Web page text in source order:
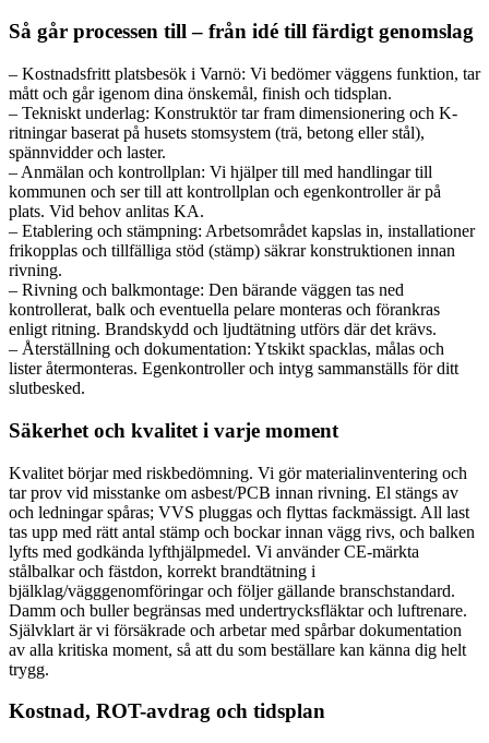
Så går processen till – från idé till färdigt genomslag
– Kostnadsfritt platsbesök i Varnö: Vi bedömer väggens funktion, tar
mått och går igenom dina önskemål, finish och tidsplan.
– Tekniskt underlag: Konstruktör tar fram dimensionering och K-
ritningar baserat på husets stomsystem (trä, betong eller stål),
spännvidder och laster.
– Anmälan och kontrollplan: Vi hjälper till med handlingar till
kommunen och ser till att kontrollplan och egenkontroller är på
plats. Vid behov anlitas KA.
– Etablering och stämpning: Arbetsområdet kapslas in, installationer
frikopplas och tillfälliga stöd (stämp) säkrar konstruktionen innan
rivning.
– Rivning och balkmontage: Den bärande väggen tas ned
kontrollerat, balk och eventuella pelare monteras och förankras
enligt ritning. Brandskydd och ljudtätning utförs där det krävs.
– Återställning och dokumentation: Ytskikt spacklas, målas och
lister återmonteras. Egenkontroller och intyg sammanställs för ditt
slutbesked.
Säkerhet och kvalitet i varje moment
Kvalitet börjar med riskbedömning. Vi gör materialinventering och
tar prov vid misstanke om asbest/PCB innan rivning. El stängs av
och ledningar spåras; VVS pluggas och flyttas fackmässigt. All last
tas upp med rätt antal stämp och bockar innan vägg rivs, och balken
lyfts med godkända lyfthjälpmedel. Vi använder CE-märkta
stålbalkar och fästdon, korrekt brandtätning i
bjälklag/vägggenomföringar och följer gällande branschstandard.
Damm och buller begränsas med undertrycksfläktar och luftrenare.
Självklart är vi försäkrade och arbetar med spårbar dokumentation
av alla kritiska moment, så att du som beställare kan känna dig helt
trygg.
Kostnad, ROT-avdrag och tidsplan